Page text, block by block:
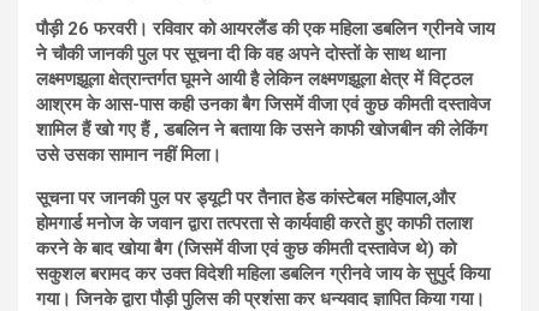
पौड़ी 26 फरवरी। रविवार को आयरलैंड की एक महिला डबलिन ग्रीनवे जाय
ने चौकी जानकी पुल पर सूचना दी कि वह अपने दोस्तों के साथ थाना
लक्ष्मणझूला क्षेत्रान्तर्गत घूमने आयी है लेकिन लक्ष्मणझूला क्षेत्र में विट्ठल
आश्रम के आस-पास कही उनका बैग जिसमें वीजा एवं कुछ कीमती दस्तावेज
शामिल हैं खो गए हैं , डबलिन ने बताया कि उसने काफी खोजबीन की लेकिंग
उसे उसका सामान नहीं मिला।
सूचना पर जानकी पुल पर ड्यूटी पर तैनात हेड कांस्टेबल महिपाल,और
होमगार्ड मनोज के जवान द्वारा तत्परता से कार्यवाही करते हुए काफी तलाश
करने के बाद खोया बैग (जिसमें वीजा एवं कुछ कीमती दस्तावेज थे) को
सकुशल बरामद कर उक्त विदेशी महिला डबलिन ग्रीनवे जाय के सुपुर्द किया
गया। जिनके द्वारा पौड़ी पुलिस की प्रशंसा कर धन्यवाद ज्ञापित किया गया।